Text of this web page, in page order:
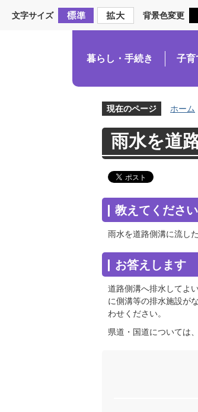
文字サイズ 背景色変更
暮らし・手続き 子育
現在のページ ホーム
雨水を道
教えてください
雨水を道路側溝に流し
お答えします
道路側溝へ排水してよ
に側溝等の排水施設が
わせください。
県道・国道については